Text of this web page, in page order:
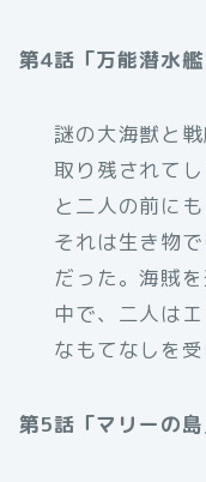
第4話「万能潜水艦
謎の大海獣と
取り残されて
と二人の前に
それは生き物
だった。海賊
中で、二人は
なもてなしを受
第5話「マリーの島